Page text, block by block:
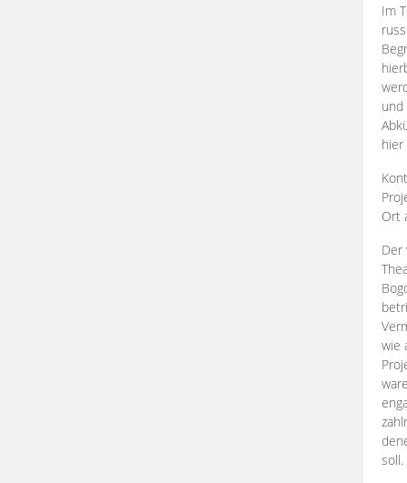
Im
und
Ort
Der
wie
zahlr
soll.